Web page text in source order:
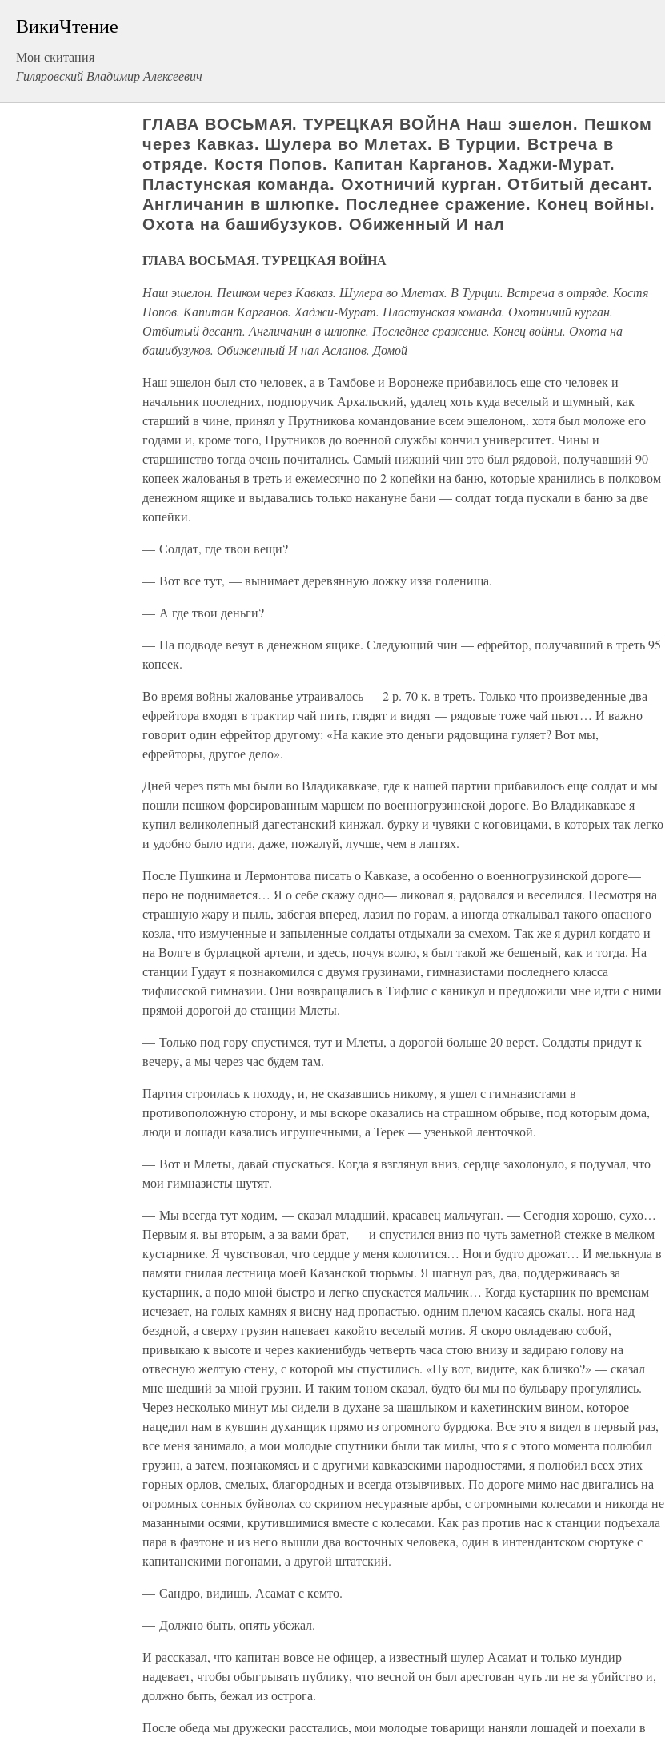
ВикиЧтение
Мои скитания
Гиляровский Владимир Алексеевич
ГЛАВА ВОСЬМАЯ. ТУРЕЦКАЯ ВОЙНА Наш эшелон. Пешком
через Кавказ. Шулера во Млетах. В Турции. Встреча в
отряде. Костя Попов. Капитан Карганов. Хаджи-Мурат.
Пластунская команда. Охотничий курган. Отбитый десант.
Англичанин в шлюпке. Последнее сражение. Конец войны.
Охота на башибузуков. Обиженный И нал
ГЛАВА ВОСЬМАЯ. ТУРЕЦКАЯ ВОЙНА
Наш эшелон. Пешком через Кавказ. Шулера во Млетах. В Турции. Встреча в отряде. Костя
Попов. Капитан Карганов. Хаджи-Мурат. Пластунская команда. Охотничий курган.
Отбитый десант. Англичанин в шлюпке. Последнее сражение. Конец войны. Охота на
башибузуков. Обиженный И нал Асланов. Домой
Наш эшелон был сто человек, а в Тамбове и Воронеже прибавилось еще сто человек и
начальник последних, подпоручик Архальский, удалец хоть куда веселый и шумный, как
старший в чине, принял у Прутникова командование всем эшелоном,. хотя был моложе его
годами и, кроме того, Прутников до военной службы кончил университет. Чины и
старшинство тогда очень почитались. Самый нижний чин это был рядовой, получавший 90
копеек жалованья в треть и ежемесячно по 2 копейки на баню, которые хранились в полковом
денежном ящике и выдавались только накануне бани — солдат тогда пускали в баню за две
копейки.
— Солдат, где твои вещи?
— Вот все тут, — вынимает деревянную ложку изза голенища.
— А где твои деньги?
— На подводе везут в денежном ящике. Следующий чин — ефрейтор, получавший в треть 95
копеек.
Во время войны жалованье утраивалось — 2 р. 70 к. в треть. Только что произведенные два
ефрейтора входят в трактир чай пить, глядят и видят — рядовые тоже чай пьют… И важно
говорит один ефрейтор другому: «На какие это деньги рядовщина гуляет? Вот мы,
ефрейторы, другое дело».
Дней через пять мы были во Владикавказе, где к нашей партии прибавилось еще солдат и мы
пошли пешком форсированным маршем по военногрузинской дороге. Во Владикавказе я
купил великолепный дагестанский кинжал, бурку и чувяки с коговицами, в которых так легко
и удобно было идти, даже, пожалуй, лучше, чем в лаптях.
После Пушкина и Лермонтова писать о Кавказе, а особенно о военногрузинской дороге—
перо не поднимается… Я о себе скажу одно— ликовал я, радовался и веселился. Несмотря на
страшную жару и пыль, забегая вперед, лазил по горам, а иногда откалывал такого опасного
козла, что измученные и запыленные солдаты отдыхали за смехом. Так же я дурил когдато и
на Волге в бурлацкой артели, и здесь, почуя волю, я был такой же бешеный, как и тогда. На
станции Гудаут я познакомился с двумя грузинами, гимназистами последнего класса
тифлисской гимназии. Они возвращались в Тифлис с каникул и предложили мне идти с ними
прямой дорогой до станции Млеты.
— Только под гору спустимся, тут и Млеты, а дорогой больше 20 верст. Солдаты придут к
вечеру, а мы через час будем там.
Партия строилась к походу, и, не сказавшись никому, я ушел с гимназистами в
противоположную сторону, и мы вскоре оказались на страшном обрыве, под которым дома,
люди и лошади казались игрушечными, а Терек — узенькой ленточкой.
— Вот и Млеты, давай спускаться. Когда я взглянул вниз, сердце захолонуло, я подумал, что
мои гимназисты шутят.
— Мы всегда тут ходим, — сказал младший, красавец мальчуган. — Сегодня хорошо, сухо…
Первым я, вы вторым, а за вами брат, — и спустился вниз по чуть заметной стежке в мелком
кустарнике. Я чувствовал, что сердце у меня колотится… Ноги будто дрожат… И мелькнула в
памяти гнилая лестница моей Казанской тюрьмы. Я шагнул раз, два, поддерживаясь за
кустарник, а подо мной быстро и легко спускается мальчик… Когда кустарник по временам
исчезает, на голых камнях я висну над пропастью, одним плечом касаясь скалы, нога над
бездной, а сверху грузин напевает какойто веселый мотив. Я скоро овладеваю собой,
привыкаю к высоте и через какиенибудь четверть часа стою внизу и задираю голову на
отвесную желтую стену, с которой мы спустились. «Ну вот, видите, как близко?» — сказал
мне шедший за мной грузин. И таким тоном сказал, будто бы мы по бульвару прогулялись.
Через несколько минут мы сидели в духане за шашлыком и кахетинским вином, которое
нацедил нам в кувшин духанщик прямо из огромного бурдюка. Все это я видел в первый раз,
все меня занимало, а мои молодые спутники были так милы, что я с этого момента полюбил
грузин, а затем, познакомясь и с другими кавказскими народностями, я полюбил всех этих
горных орлов, смелых, благородных и всегда отзывчивых. По дороге мимо нас двигались на
огромных сонных буйволах со скрипом несуразные арбы, с огромными колесами и никогда не
мазанными осями, крутившимися вместе с колесами. Как раз против нас к станции подъехала
пара в фаэтоне и из него вышли два восточных человека, один в интендантском сюртуке с
капитанскими погонами, а другой штатский.
— Сандро, видишь, Асамат с кемто.
— Должно быть, опять убежал.
И рассказал, что капитан вовсе не офицер, а известный шулер Асамат и только мундир
надевает, чтобы обыгрывать публику, что весной он был арестован чуть ли не за убийство и,
должно быть, бежал из острога.
После обеда мы дружески расстались, мои молодые товарищи наняли лошадей и поехали в